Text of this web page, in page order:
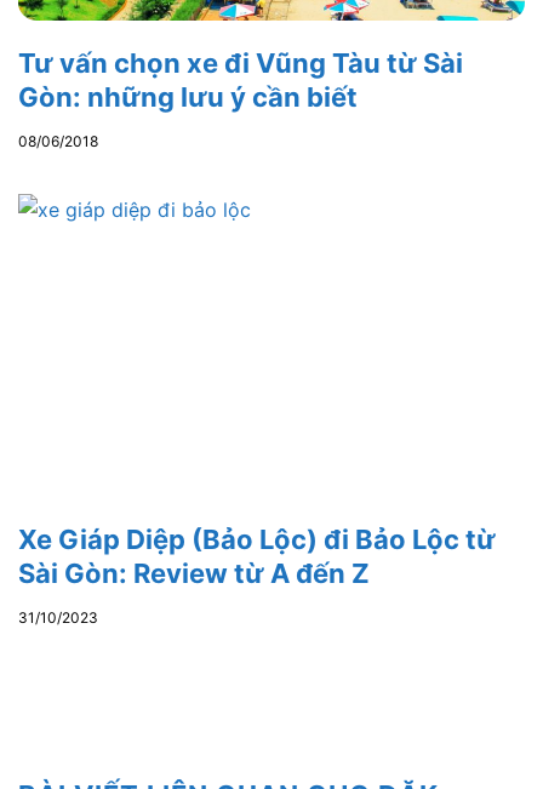
Tư vấn chọn xe đi Vũng Tàu từ Sài
Gòn: những lưu ý cần biết
08/06/2018
Xe Giáp Diệp (Bảo Lộc) đi Bảo Lộc từ
Sài Gòn: Review từ A đến Z
31/10/2023